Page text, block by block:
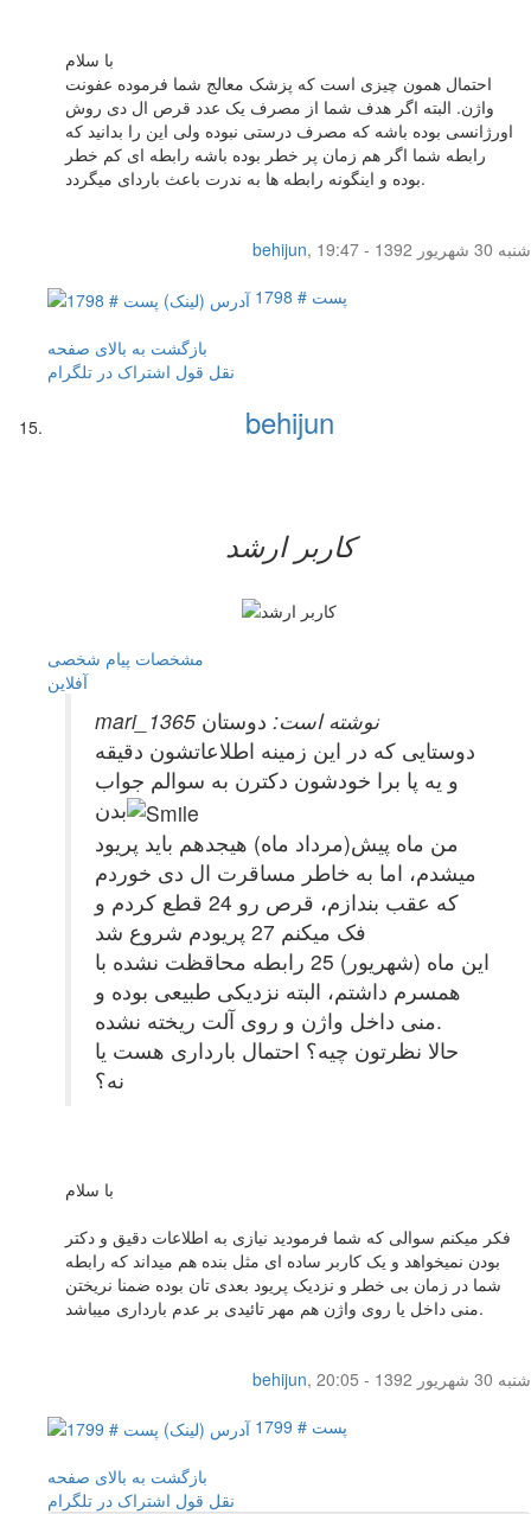
با سلام
احتمال همون چیزی است که پزشک معالج شما فرموده عفونت
واژن. البته اگر هدف شما از مصرف یک عدد قرص ال دی روش
اورژانسی بوده باشه که مصرف درستی نبوده ولی این را بدانید که
رابطه شما اگر هم زمان پر خطر بوده باشه رابطه ای کم خطر
بوده و اینگونه رابطه ها به ندرت باعث باردای میگردد.
behijun,
شنبه 30 شهریور 1392 - 19:47
پست # 1798
بازگشت به بالای صفحه
نقل قول اشتراک در تلگرام
behijun
کاربر ارشد
مشخصات پیام شخصی
آفلاين
mari_1365 نوشته است: دوستان
دوستایی که در این زمینه اطلاعاتشون دقیقه
و یه پا برا خودشون دکترن به سوالم جواب
بدن
من ماه پیش(مرداد ماه) هیجدهم باید پریود
میشدم، اما به خاطر مساقرت ال دی خوردم
که عقب بندازم، قرص رو 24 قطع کردم و
فک میکنم 27 پریودم شروع شد
این ماه (شهریور) 25 رابطه محاقظت نشده با
همسرم داشتم، البته نزدیکی طبیعی بوده و
منی داخل واژن و روی آلت ریخته نشده.
حالا نظرتون چیه؟ احتمال بارداری هست یا
نه؟
با سلام
فکر میکنم سوالی که شما فرمودید نیازی به اطلاعات دقیق و دکتر
بودن نمیخواهد و یک کاربر ساده ای مثل بنده هم میداند که رابطه
شما در زمان بی خطر و نزدیک پریود بعدی تان بوده ضمنا نریختن
منی داخل یا روی واژن هم مهر تائیدی بر عدم بارداری میباشد.
behijun,
شنبه 30 شهریور 1392 - 20:05
پست # 1799
بازگشت به بالای صفحه
نقل قول اشتراک در تلگرام